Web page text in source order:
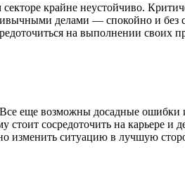
крайне неустойчиво.
делами — спокойно и
на выполнении своих
еще возможны досадные
сосредоточить на карьере и
изменить ситуацию в лучшую